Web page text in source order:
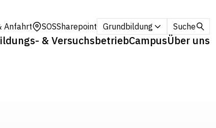
Anfahrt SOSSharepoint Grundbildung Suche
& VersuchsbetriebCampusÜber uns